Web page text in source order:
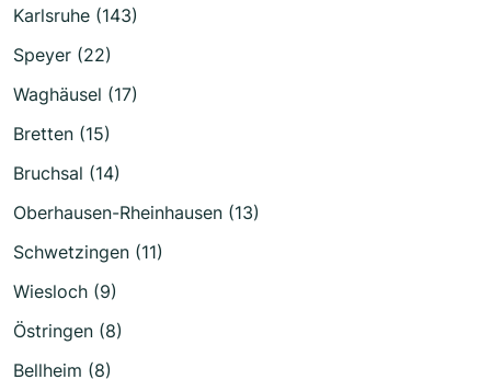
Karlsruhe (143)
Speyer (22)
Waghäusel (17)
Bretten (15)
Bruchsal (14)
Oberhausen-Rheinhausen (13)
Schwetzingen (11)
Wiesloch (9)
Östringen (8)
Bellheim (8)